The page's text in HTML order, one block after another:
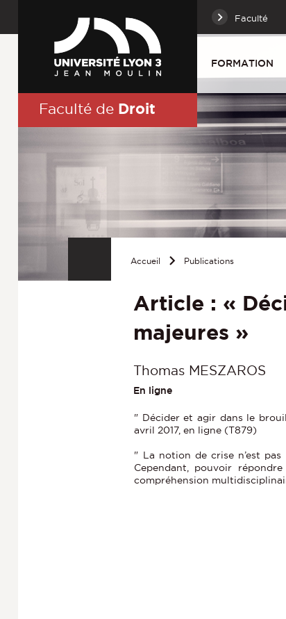
Faculté
FORMATION
Faculté de Droit
Accueil Publications
Article : «
majeures »
Thomas MESZAROS
En ligne
" Décider et agir dans le
avril 2017, en ligne (T879)
" La notion de crise n’est
Cependant, pouvoir
compréhension